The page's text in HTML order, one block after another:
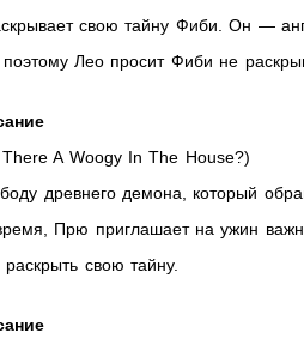
свою тайну Фиби. Он —
Лео просит Фиби не
A Woogy In The House?)
древнего демона, который
Прю приглашает на ужин
свою тайну.